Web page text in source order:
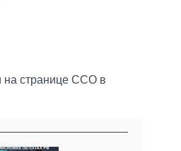
на странице ССО в